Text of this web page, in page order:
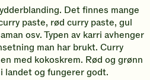
Det finnes mange
paste, rød curry paste, gul
osv. Typen av karri avhenger
man har brukt. Curry
med kokoskrem. Rød og grønn
landet og fungerer godt.